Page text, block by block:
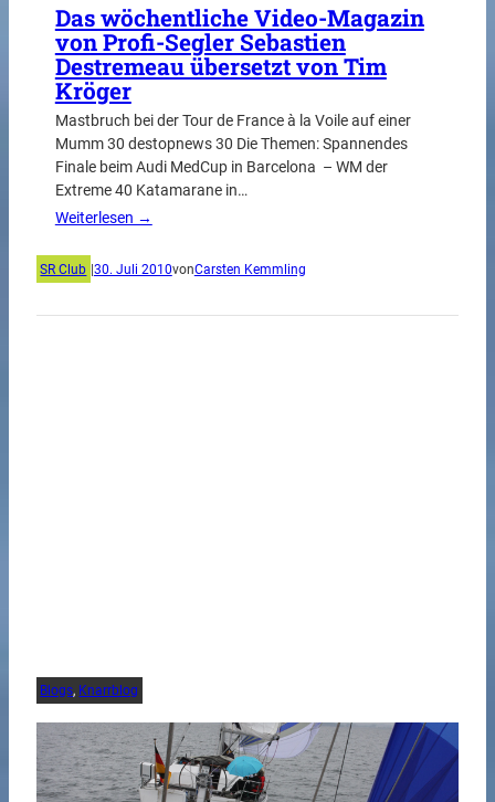
Das wöchentliche Video-Magazin
von Profi-Segler Sebastien
Destremeau übersetzt von Tim
Kröger
Mastbruch bei der Tour de France à la Voile auf einer
Mumm 30 destopnews 30 Die Themen: Spannendes
Finale beim Audi MedCup in Barcelona – WM der
Extreme 40 Katamarane in…
Weiterlesen →
SR Club |30. Juli 2010vonCarsten Kemmling
Blogs, Knarrblog